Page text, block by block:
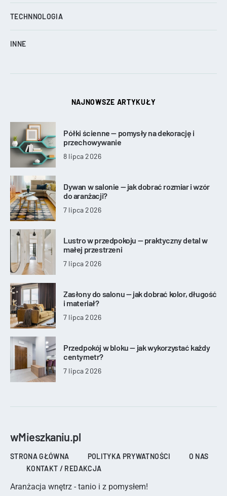
TECHNNOLOGIA
INNE
NAJNOWSZE ARTYKUŁY
Półki ścienne — pomysły na dekorację i
przechowywanie
8 lipca 2026
Dywan w salonie — jak dobrać rozmiar i wzór
do aranżacji?
7 lipca 2026
Lustro w przedpokoju — praktyczny detal w
małej przestrzeni
7 lipca 2026
Zasłony do salonu — jak dobrać kolor, długość
i materiał?
7 lipca 2026
Przedpokój w bloku — jak wykorzystać każdy
centymetr?
7 lipca 2026
wMieszkaniu.pl
STRONA GŁÓWNA POLITYKA PRYWATNOŚCI
O NAS
KONTAKT / REDAKCJA
Aranżacja wnętrz - tanio i z pomysłem!